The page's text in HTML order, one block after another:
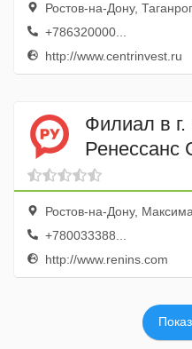
Ростов-на-Дону,
+786320000...
http://www.centrinvest.ru
Филиал в
Ренессанс
Ростов-на-Дону,
+780033388...
http://www.renins.com